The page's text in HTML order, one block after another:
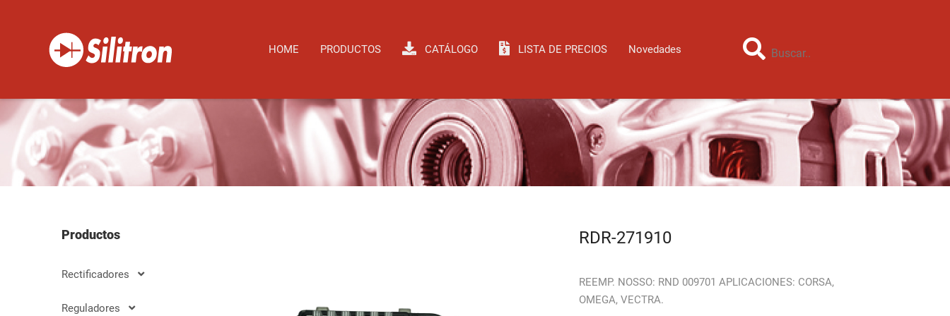
HOME PRODUCTOS CATÁLOGO LISTA DE PRECIOS Novedades
Productos
Rectificadores
Reguladores
RDR-271910
REEMP. NOSSO: RND 009701 APLICACIONES: CORSA,
OMEGA, VECTRA.